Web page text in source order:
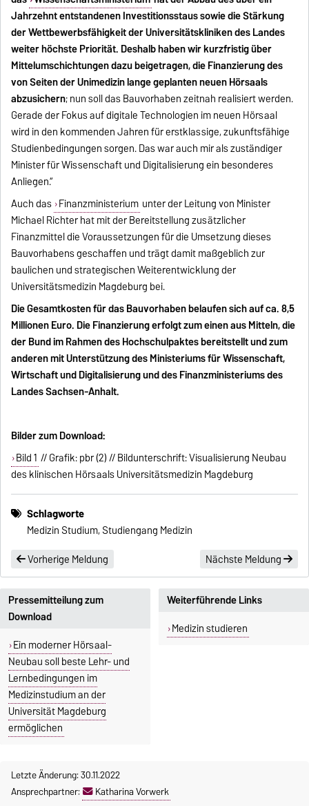
Jahrzehnt entstandenen Investitionsstaus sowie die Stärkung
der Wettbewerbsfähigkeit der Universitätskliniken des Landes
weiter höchste Priorität. Deshalb haben wir kurzfristig über
Mittelumschichtungen dazu beigetragen, die Finanzierung des
von Seiten der Unimedizin lange geplanten neuen Hörsaals
abzusichern; nun soll das Bauvorhaben zeitnah realisiert werden.
Gerade der Fokus auf digitale Technologien im neuen Hörsaal
wird in den kommenden Jahren für erstklassige, zukunftsfähige
Studienbedingungen sorgen. Das war auch mir als zuständiger
Minister für Wissenschaft und Digitalisierung ein besonderes
Anliegen.“
Auch das Finanzministerium unter der Leitung von Minister
Michael Richter hat mit der Bereitstellung zusätzlicher
Finanzmittel die Voraussetzungen für die Umsetzung dieses
Bauvorhabens geschaffen und trägt damit maßgeblich zur
baulichen und strategischen Weiterentwicklung der
Universitätsmedizin Magdeburg bei.
Die Gesamtkosten für das Bauvorhaben belaufen sich auf ca. 8,5
Millionen Euro. Die Finanzierung erfolgt zum einen aus Mitteln, die
der Bund im Rahmen des Hochschulpaktes bereitstellt und zum
anderen mit Unterstützung des Ministeriums für Wissenschaft,
Wirtschaft und Digitalisierung und des Finanzministeriums des
Landes Sachsen-Anhalt.
Bilder zum Download:
Bild 1 // Grafik: pbr (2) // Bildunterschrift: Visualisierung Neubau
des klinischen Hörsaals Universitätsmedizin Magdeburg
Schlagworte
Medizin Studium, Studiengang Medizin
Vorherige Meldung
Nächste Meldung
Pressemitteilung zum
Download
Ein moderner Hörsaal-
Neubau soll beste Lehr- und
Lernbedingungen im
Medizinstudium an der
Universität Magdeburg
ermöglichen
Weiterführende Links
Medizin studieren
Letzte Änderung: 30.11.2022
Ansprechpartner:
Katharina Vorwerk